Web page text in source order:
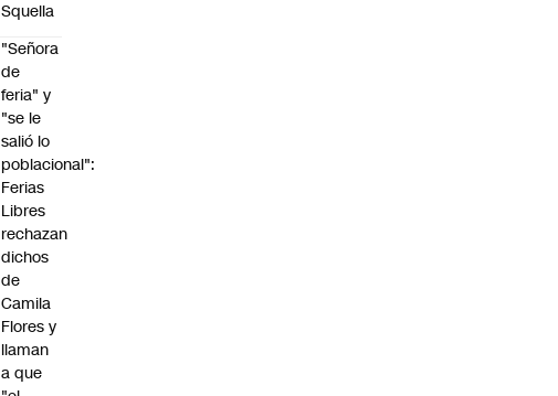
Squella
"Señora
de
feria" y
"se le
salió lo
poblacional":
Ferias
Libres
rechazan
dichos
de
Camila
Flores y
llaman
a que